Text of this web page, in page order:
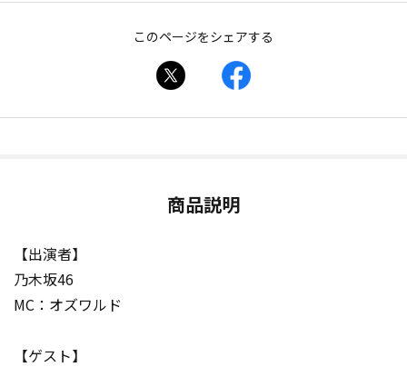
このページをシェアする
商品説明
【出演者】
乃木坂46
MC：オズワルド
【ゲスト】